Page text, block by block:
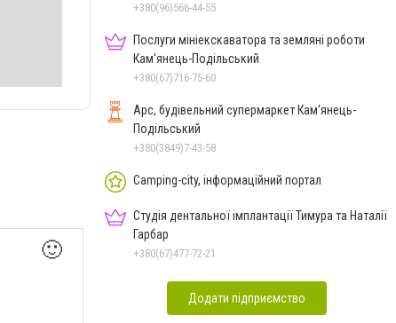
🙂
+380(96)566-44-55
Послуги мініекскаватора та земляні роботи
Кам'янець-Подільський
+380(67)716-75-60
Арс, будівельний супермаркет Кам'янець-
Подільський
+380(3849)7-43-58
Camping-city, інформаційний портал
Студія дентальної імплантації Тимура та Наталії
Гарбар
+380(67)477-72-21
Додати підприємство